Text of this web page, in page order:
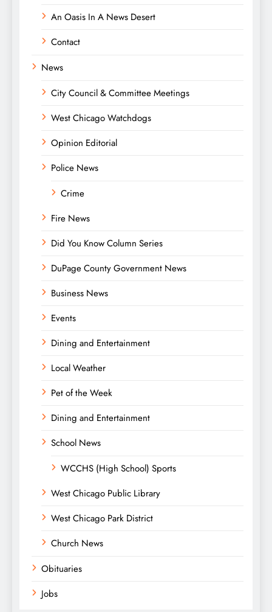
An Oasis In A News Desert
Contact
News
City Council & Committee Meetings
West Chicago Watchdogs
Opinion Editorial
Police News
Crime
Fire News
Did You Know Column Series
DuPage County Government News
Business News
Events
Dining and Entertainment
Local Weather
Pet of the Week
Dining and Entertainment
School News
WCCHS (High School) Sports
West Chicago Public Library
West Chicago Park District
Church News
Obituaries
Jobs